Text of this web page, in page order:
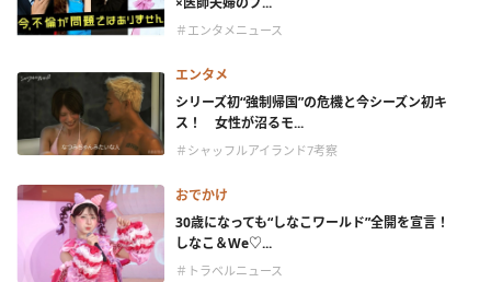
＃エンタメニュース
エンタメ
シリーズ初“強制帰国”の危機と今シーズン初キ
ス！ 女性が沼るモ...
＃シャッフルアイランド7考察
おでかけ
30歳になっても“しなこワールド”全開を宣言！
しなこ＆We♡...
＃トラベルニュース